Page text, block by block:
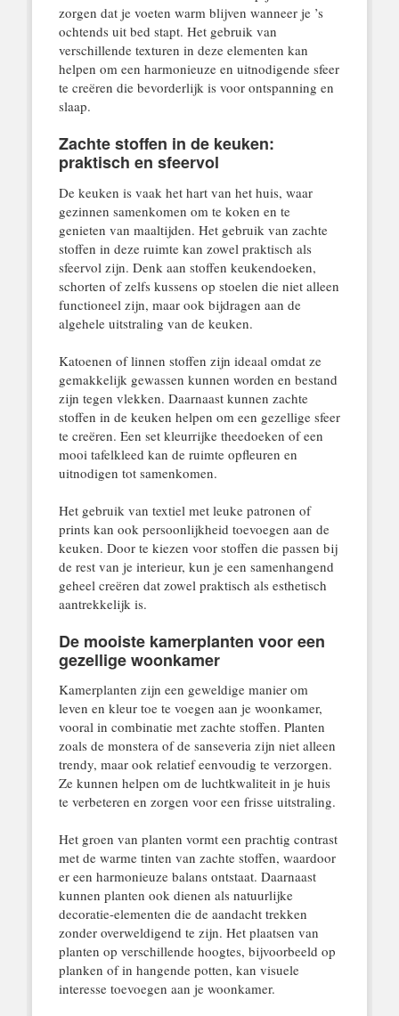
zorgen dat je voeten warm blijven wanneer je ’s
ochtends uit bed stapt. Het gebruik van
verschillende texturen in deze elementen kan
helpen om een harmonieuze en uitnodigende sfeer
te creëren die bevorderlijk is voor ontspanning en
slaap.
Zachte stoffen in de keuken:
praktisch en sfeervol
De keuken is vaak het hart van het huis, waar
gezinnen samenkomen om te koken en te
genieten van maaltijden. Het gebruik van zachte
stoffen in deze ruimte kan zowel praktisch als
sfeervol zijn. Denk aan stoffen keukendoeken,
schorten of zelfs kussens op stoelen die niet alleen
functioneel zijn, maar ook bijdragen aan de
algehele uitstraling van de keuken.
Katoenen of linnen stoffen zijn ideaal omdat ze
gemakkelijk gewassen kunnen worden en bestand
zijn tegen vlekken. Daarnaast kunnen zachte
stoffen in de keuken helpen om een gezellige sfeer
te creëren. Een set kleurrijke theedoeken of een
mooi tafelkleed kan de ruimte opfleuren en
uitnodigen tot samenkomen.
Het gebruik van textiel met leuke patronen of
prints kan ook persoonlijkheid toevoegen aan de
keuken. Door te kiezen voor stoffen die passen bij
de rest van je interieur, kun je een samenhangend
geheel creëren dat zowel praktisch als esthetisch
aantrekkelijk is.
De mooiste kamerplanten voor een
gezellige woonkamer
Kamerplanten zijn een geweldige manier om
leven en kleur toe te voegen aan je woonkamer,
vooral in combinatie met zachte stoffen. Planten
zoals de monstera of de sanseveria zijn niet alleen
trendy, maar ook relatief eenvoudig te verzorgen.
Ze kunnen helpen om de luchtkwaliteit in je huis
te verbeteren en zorgen voor een frisse uitstraling.
Het groen van planten vormt een prachtig contrast
met de warme tinten van zachte stoffen, waardoor
er een harmonieuze balans ontstaat. Daarnaast
kunnen planten ook dienen als natuurlijke
decoratie-elementen die de aandacht trekken
zonder overweldigend te zijn. Het plaatsen van
planten op verschillende hoogtes, bijvoorbeeld op
planken of in hangende potten, kan visuele
interesse toevoegen aan je woonkamer.